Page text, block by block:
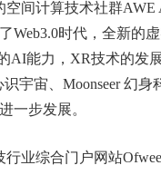
空间计算技术社群
Web3.0时代，全新的
AI能力，XR技术的
宇宙、Moonseer 幻
一步发展。
行业综合门户网站